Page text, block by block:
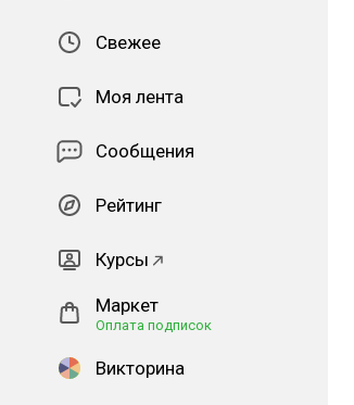
Свежее
Моя лента
Сообщения
Рейтинг
Курсы
Маркет
Оплата подписок
Викторина